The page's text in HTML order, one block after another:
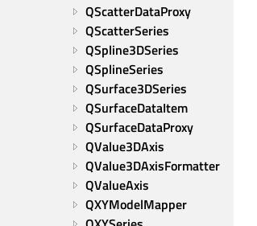
QScatterDataProxy
QScatterSeries
QSpline3DSeries
QSplineSeries
QSurface3DSeries
QSurfaceDataItem
QSurfaceDataProxy
QValue3DAxis
QValue3DAxisFormatter
QValueAxis
QXYModelMapper